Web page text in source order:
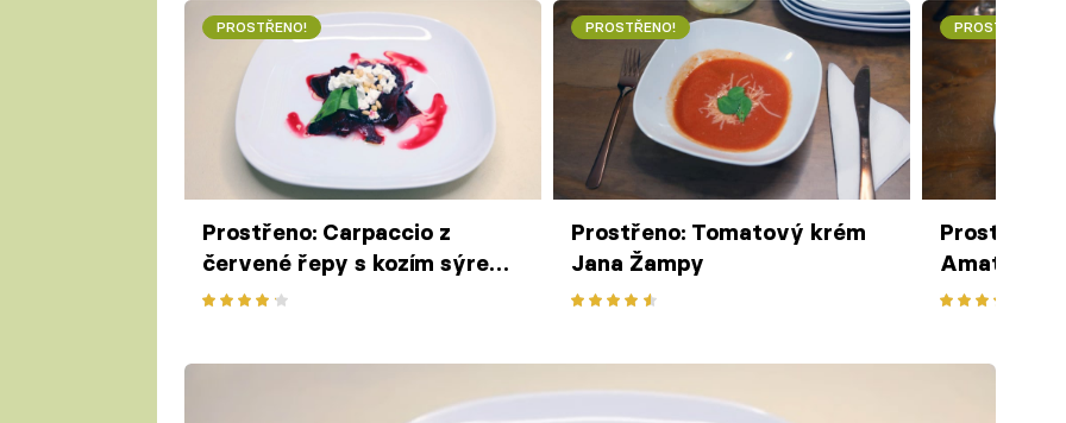
PROSTŘENO!
Prostřeno: Carpaccio z
červené řepy s kozím sýrem
Jana Žampy
PROSTŘENO!
Prostřeno: Tomatový krém
Jana Žampy
PROSTŘENO!
Prostřeno: